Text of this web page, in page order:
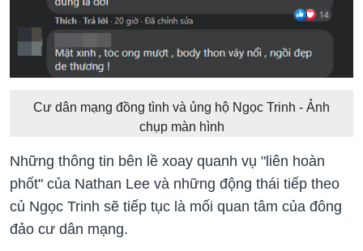
Cư dân mạng đồng tình và ủng hộ Ngọc Trinh - Ảnh
chụp màn hình
Những thông tin bên lề xoay quanh vụ "liên hoàn
phốt" của Nathan Lee và những động thái tiếp theo
củ Ngọc Trinh sẽ tiếp tục là mối quan tâm của đông
đảo cư dân mạng.